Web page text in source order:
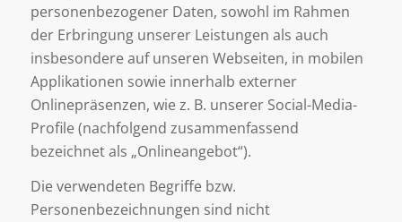
personenbezogener Daten, sowohl im Rahmen
der Erbringung unserer Leistungen als auch
insbesondere auf unseren Webseiten, in mobilen
Applikationen sowie innerhalb externer
Onlinepräsenzen, wie z. B. unserer Social-Media-
Profile (nachfolgend zusammenfassend
bezeichnet als „Onlineangebot“).
Die verwendeten Begriffe bzw.
Personenbezeichnungen sind nicht